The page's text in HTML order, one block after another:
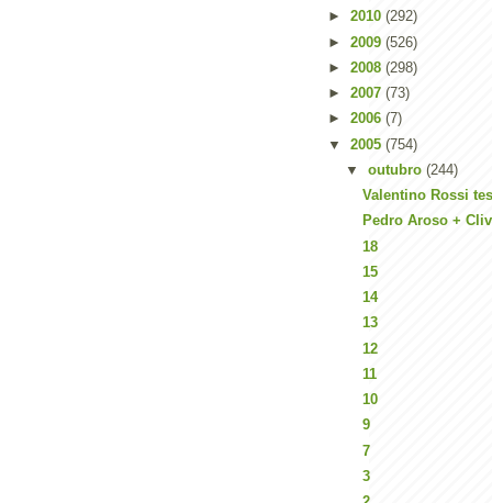
► 2010 (292)
► 2009 (526)
► 2008 (298)
► 2007 (73)
► 2006 (7)
▼ 2005 (754)
▼ outubro (244)
Valentino Rossi
Pedro Aroso +
18
15
14
13
12
11
10
9
7
3